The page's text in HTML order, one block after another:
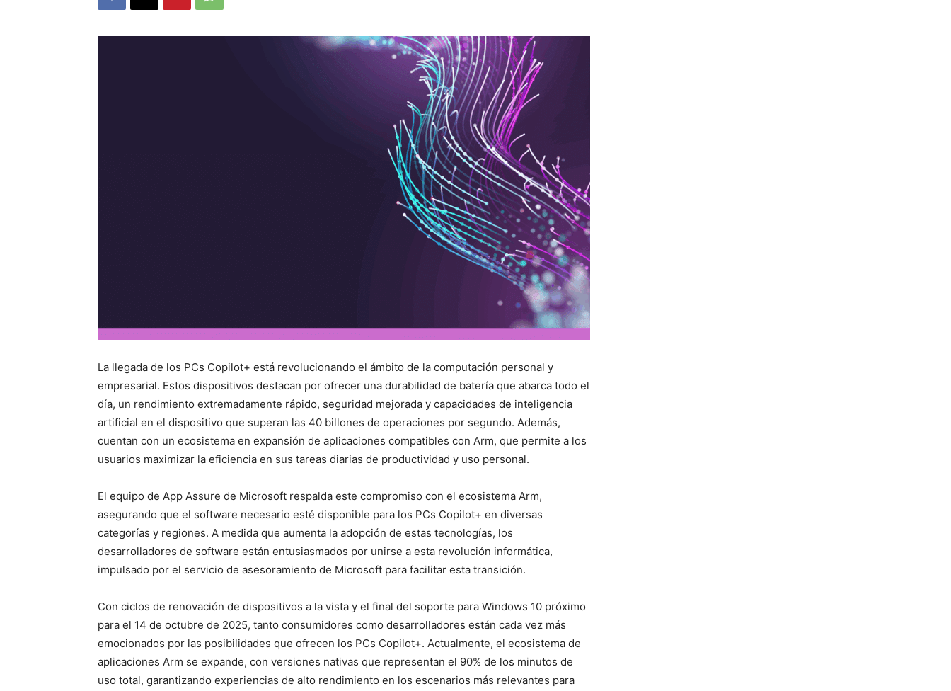
La llegada de los PCs Copilot+ está revolucionando el ámbito de la computación personal y
empresarial. Estos dispositivos destacan por ofrecer una durabilidad de batería que abarca todo el
día, un rendimiento extremadamente rápido, seguridad mejorada y capacidades de inteligencia
artificial en el dispositivo que superan las 40 billones de operaciones por segundo. Además,
cuentan con un ecosistema en expansión de aplicaciones compatibles con Arm, que permite a los
usuarios maximizar la eficiencia en sus tareas diarias de productividad y uso personal.
El equipo de App Assure de Microsoft respalda este compromiso con el ecosistema Arm,
asegurando que el software necesario esté disponible para los PCs Copilot+ en diversas
categorías y regiones. A medida que aumenta la adopción de estas tecnologías, los
desarrolladores de software están entusiasmados por unirse a esta revolución informática,
impulsado por el servicio de asesoramiento de Microsoft para facilitar esta transición.
Con ciclos de renovación de dispositivos a la vista y el final del soporte para Windows 10 próximo
para el 14 de octubre de 2025, tanto consumidores como desarrolladores están cada vez más
emocionados por las posibilidades que ofrecen los PCs Copilot+. Actualmente, el ecosistema de
aplicaciones Arm se expande, con versiones nativas que representan el 90% de los minutos de
uso total, garantizando experiencias de alto rendimiento en los escenarios más relevantes para